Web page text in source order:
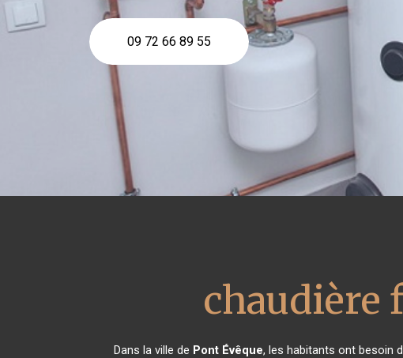
09 72 66 89 55
chaudière
Dans la ville de Pont Évêque, les habitants ont besoin